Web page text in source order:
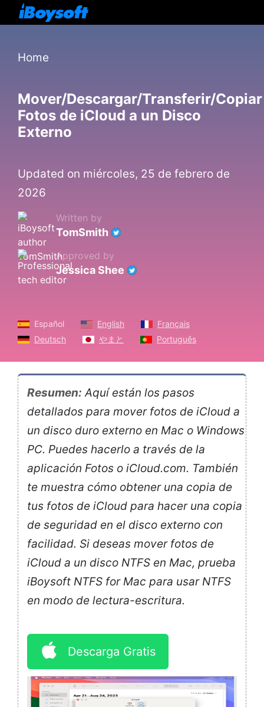
Home
Mover/Descargar/Transferir/Copiar
Fotos de iCloud a un Disco
Externo
Updated on miércoles, 25 de febrero de
2026
Written by
TomSmith
Approved by
Jessica Shee
Español English
Français
Deutsch
やまと Português
Resumen: Aquí están los pasos
detallados para mover fotos de iCloud a
un disco duro externo en Mac o Windows
PC. Puedes hacerlo a través de la
aplicación Fotos o iCloud.com. También
te muestra cómo obtener una copia de
tus fotos de iCloud para hacer una copia
de seguridad en el disco externo con
facilidad. Si deseas mover fotos de
iCloud a un disco NTFS en Mac, prueba
iBoysoft NTFS for Mac para usar NTFS
en modo de lectura-escritura.
Descarga Gratis